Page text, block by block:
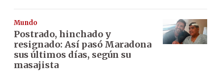
Mundo
Postrado, hinchado y
resignado: Así pasó Maradona
sus últimos días, según su
masajista